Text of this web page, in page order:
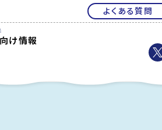
よくある質問
け情報